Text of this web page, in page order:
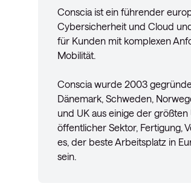
Conscia ist ein führender
Cybersicherheit und Cloud
für Kunden mit komplexen
Mobilität.
Conscia wurde 2003
Dänemark, Schweden,
und UK aus einige der
öffentlicher Sektor, Fertigung,
es, der beste Arbeitsplatz in
sein.